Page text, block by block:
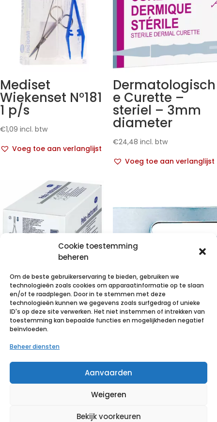
Cookie toestemming
beheren
Om de beste gebruikerservaring te bieden, gebruiken we
technologieën zoals cookies om apparaatinformatie op te slaan
en/of te raadplegen. Door in te stemmen met deze
technologieën kunnen we gegevens zoals surfgedrag of unieke
ID's op deze site verwerken. Het niet instemmen of intrekken van
toestemming kan bepaalde functies en mogelijkheden negatief
beïnvloeden.
Beheer diensten
Aanvaarden
Weigeren
Bekijk voorkeuren
Mediset
Wiekenset N°181
1 p/s
€1,09 incl. btw
Voeg toe aan verlanglijst
Dermatologisch
e Curette –
steriel – 3mm
diameter
€24,48 incl. btw
Voeg toe aan verlanglijst
Hals/Mosq.
pincet geb.
12,5cm 25 p/s
Voeg toe aan verlanglijst
Swann Morton
stitch cutter
Voeg toe aan verlanglijst